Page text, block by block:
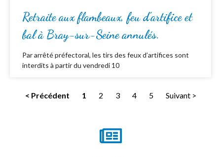
Retraite aux flambeaux, feu d’artifice et
bal à Bray-sur-Seine annulés.
Par arrêté préfectoral, les tirs des feux d’artifices sont
interdits à partir du vendredi 10
< Précédent 1 2 3 4 5 Suivant >